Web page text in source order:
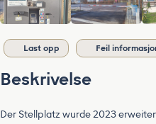
Last opp Feil
Beskrivelse
Der Stellplatz wurde 2023